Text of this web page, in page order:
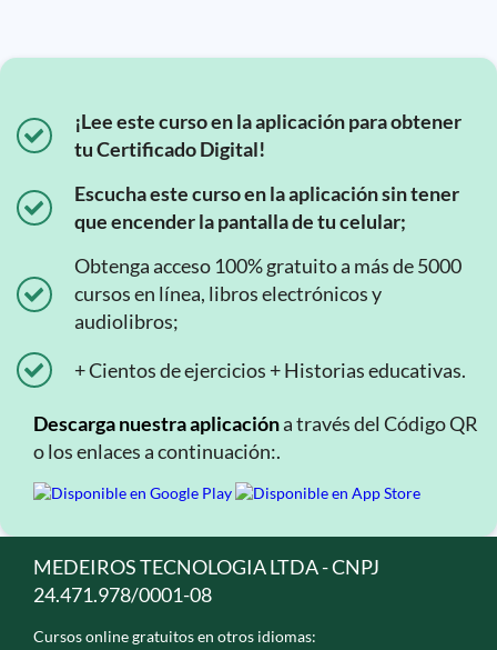
¡Lee este curso en la aplicación para obtener
tu Certificado Digital!
Escucha este curso en la aplicación sin tener
que encender la pantalla de tu celular;
Obtenga acceso 100% gratuito a más de 5000
cursos en línea, libros electrónicos y
audiolibros;
+ Cientos de ejercicios + Historias educativas.
Descarga nuestra aplicacióna través del Código QR
o los enlaces a continuación:.
MEDEIROS TECNOLOGIA LTDA - CNPJ
24.471.978/0001-08
Cursos online gratuitos en otros idiomas: